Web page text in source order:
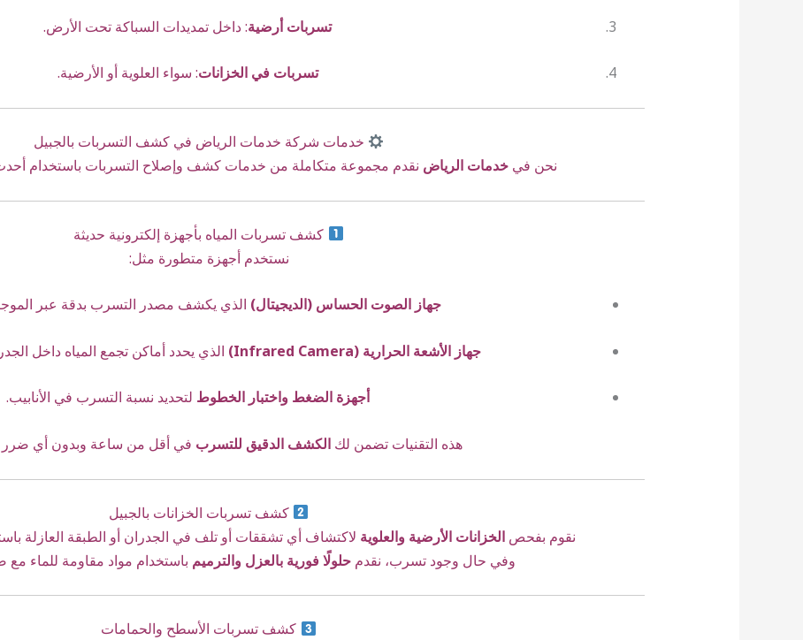
تسربات أرضية: داخل تمديدات السباكة تحت الأرض.
تسربات في الخزانات: سواء العلوية أو الأرضية.
خدمات شركة خدمات الرياض في كشف التسربات بالجبيل
نحن فيخدمات الرياض نقدم مجموعة متكاملة من خدمات كشف وإصلاح التسربات باستخدام أحدث
كشف تسربات المياه بأجهزة إلكترونية حديثة
نستخدم أجهزة متطورة مثل:
جهاز الصوت الحساس (الديجيتال) الذي يكشف مصدر التسرب بدقة عبر
جهاز الأشعة الحرارية (Infrared Camera) الذي يحدد أماكن تجمع المياه داخل
أجهزة الضغط واختبار الخطوط لتحديد نسبة التسرب في الأنابيب.
هذه التقنيات تضمن لكالكشف الدقيق للتسرب في أقل من ساعة وبدون أي ضرر
كشف تسربات الخزانات بالجبيل
نقوم بفحص الخزانات الأرضية والعلوية لاكتشاف أي تشققات أو تلف في الجدران أو الطبقة العازلة
وفي حال وجود تسرب، نقدمحلولًا فورية بالعزل والترميم باستخدام مواد مقاومة للماء
كشف تسربات الأسطح والحمامات